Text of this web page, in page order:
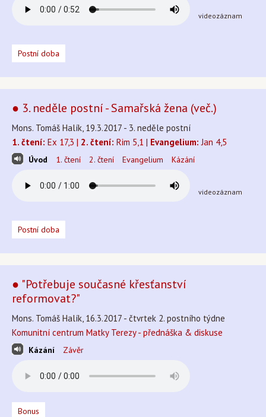
videozáznam
Postní doba
● 3. neděle postní - Samařská žena (več.)
Mons. Tomáš Halík, 19.3.2017 - 3. neděle postní
1. čtení: Ex 17,3 | 2. čtení: Rim 5,1 | Evangelium: Jan 4,5
Úvod 1. čtení 2. čtení Evangelium Kázání
videozáznam
Postní doba
● "Potřebuje současné křesťanství
reformovat?"
Mons. Tomáš Halík, 16.3.2017 - čtvrtek 2. postního týdne
Komunitní centrum Matky Terezy - přednáška & diskuse
Kázání Závěr
Bonus